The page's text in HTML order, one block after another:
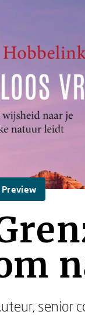
Preview
senior